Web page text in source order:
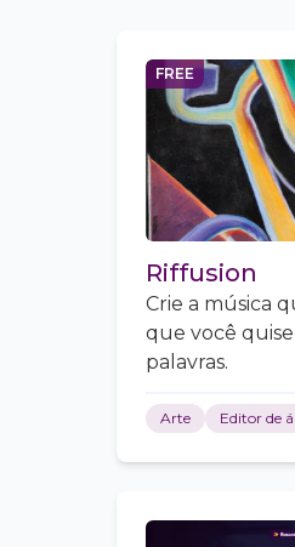
FREE
Riffusion
Crie a música
que você
palavras.
Arte Editor de